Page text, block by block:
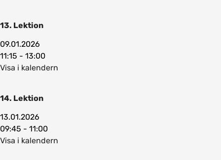
13. Lektion
09.01.2026
11:15 - 13:00
Visa i kalendern
14. Lektion
13.01.2026
09:45 - 11:00
Visa i kalendern